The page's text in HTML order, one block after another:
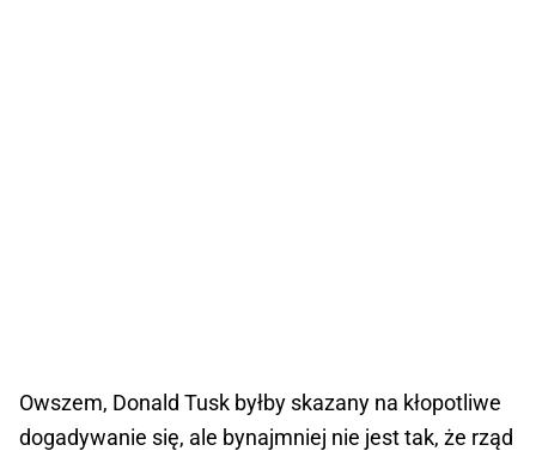
Owszem, Donald Tusk byłby skazany na kłopotliwe
dogadywanie się, ale bynajmniej nie jest tak, że rząd